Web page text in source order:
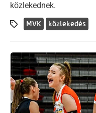
közlekednek.
MVK közlekedés